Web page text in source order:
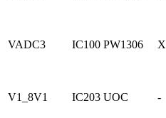
VADC3 IC100 PW1306 X
V1_8V1 IC203 UOC -